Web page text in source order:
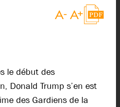
le début des
Donald Trump s’en est
des Gardiens de la